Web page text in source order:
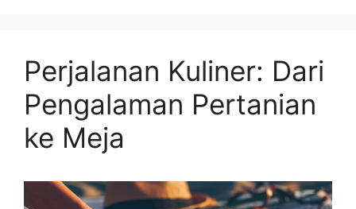
Perjalanan Kuliner: Dari
Pengalaman Pertanian
ke Meja